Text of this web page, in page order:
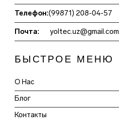
Телефон:(99871) 208-04-57
Почта: yoltec.uz@gmail.com
БЫСТРОЕ МЕНЮ
О Нас
Блог
Контакты